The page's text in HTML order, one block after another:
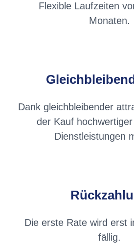
Flexible Laufzeiten
Monaten.
Dank gleichbleibender
der Kauf
Dienstleistungen
Die erste Rate wird erst
fällig.